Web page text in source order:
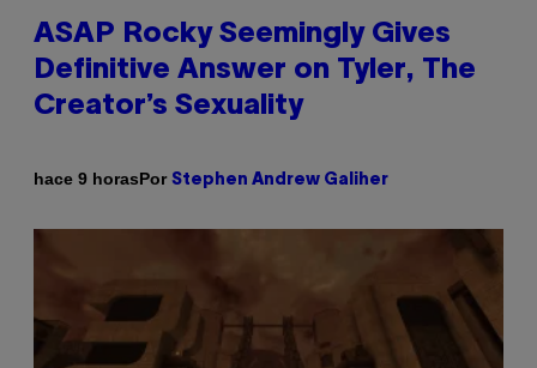
ASAP Rocky Seemingly Gives
Definitive Answer on Tyler, The
Creator’s Sexuality
hace 9 horasPor Stephen Andrew Galiher